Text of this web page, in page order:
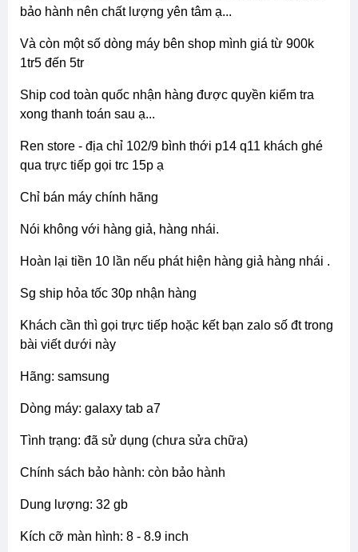
bảo hành nên chất lượng yên tâm ạ...
và còn một số dòng máy bên shop mình giá từ 900k
1tr5 đến 5tr
ship cod toàn quốc nhận hàng được quyền kiểm tra
xong thanh toán sau ạ...
ren store - địa chỉ 102/9 bình thới p14 q11 khách ghé
qua trực tiếp gọi trc 15p ạ
chỉ bán máy chính hãng
nói không với hàng giả, hàng nhái.
hoàn lại tiền 10 lần nếu phát hiện hàng giả hàng nhái .
sg ship hỏa tốc 30p nhận hàng
khách cần thì gọi trực tiếp hoặc kết bạn zalo số đt trong
bài viết dưới này
hãng: samsung
dòng máy: galaxy tab a7
tình trạng: đã sử dụng (chưa sửa chữa)
chính sách bảo hành: còn bảo hành
dung lượng: 32 gb
kích cỡ màn hình: 8 - 8.9 inch